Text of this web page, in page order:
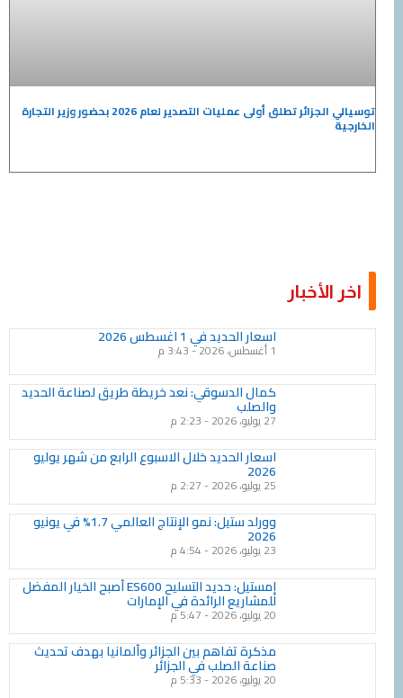
توسيالي الجزائر تطلق أولى عمليات التصدير لعام 2026 بحضور وزير التجارة
الخارجية
اخر الأخبار
اسعار الحديد في 1 اغسطس 2026
3:43 م
كمال الدسوقي: نعد خريطة طريق لصناعة الحديد
والصلب
27 يوليو، 2026 2:23 م
اسعار الحديد خلال الاسبوع الرابع من شهر يوليو
2026
25 يوليو، 2026 2:27 م
وورلد ستيل: نمو الإنتاج العالمي 1.7% في يونيو
2026
23 يوليو، 2026 4:54 م
إمستيل: حديد التسليح ES600 أصبح الخيار المفضل
للمشاريع الرائدة في الإمارات
20 يوليو، 2026 5:47 م
مذكرة تفاهم بين الجزائر وألمانيا بهدف تحديث
صناعة الصلب في الجزائر
20 يوليو، 2026 5:33 م
PagePagePagePagePagePagePagePagePagePage